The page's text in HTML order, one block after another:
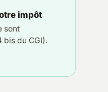
impôt
sont
bis du CGI).